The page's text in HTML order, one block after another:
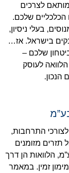
לצרכים
שלכם.
בעלי ניסיון,
בישראל. אז…
שלכם –
לעוסק
לצורכי התרחבות,
תזרים מזומנים
הלוואות הן דרך
זמין. במאמר